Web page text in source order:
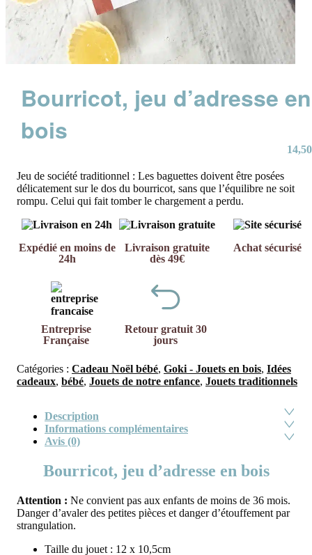
Bourricot, jeu d’adresse en
bois
14,50
Jeu de société traditionnel : Les baguettes doivent être posées
délicatement sur le dos du bourricot, sans que l’équilibre ne soit
rompu. Celui qui fait tomber le chargement a perdu.
Expédié en moins de
24h
Livraison gratuite
dès 49€
Achat sécurisé
Entreprise
Française
Retour gratuit 30
jours
Catégories : Cadeau Noël bébé, Goki - Jouets en bois, Idées
cadeaux, bébé, Jouets de notre enfance, Jouets traditionnels
Description
Informations complémentaires
Avis (0)
Bourricot, jeu d’adresse en bois
Attention : Ne convient pas aux enfants de moins de 36 mois.
Danger d’avaler des petites pièces et danger d’étouffement par
strangulation.
Taille du jouet : 12 x 10,5cm